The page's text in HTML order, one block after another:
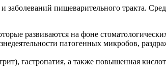
заболеваний пищеварительного тракта.
развиваются на фоне
патогенных микробов,
гастропатия, а также повышенная